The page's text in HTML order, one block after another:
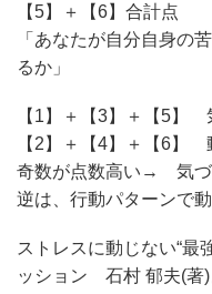
【5】＋【6】合計点
「あなたが自分自身の
るか」
【1】＋【3】＋【5】
【2】＋【4】＋【6】
奇数が点数高い→ 気づ
逆は、行動パターンで
ストレスに動じない“最
ッション 石村 郁夫(著)